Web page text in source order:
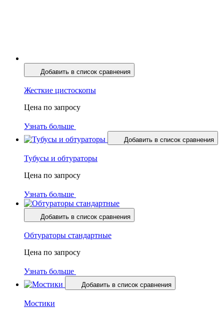
Добавить в список сравнения
Жесткие цистоскопы
Цена по запросу
Узнать больше
Добавить в список сравнения
Тубусы и обтураторы
Цена по запросу
Узнать больше
Добавить в список сравнения
Обтураторы стандартные
Цена по запросу
Узнать больше
Добавить в список сравнения
Мостики